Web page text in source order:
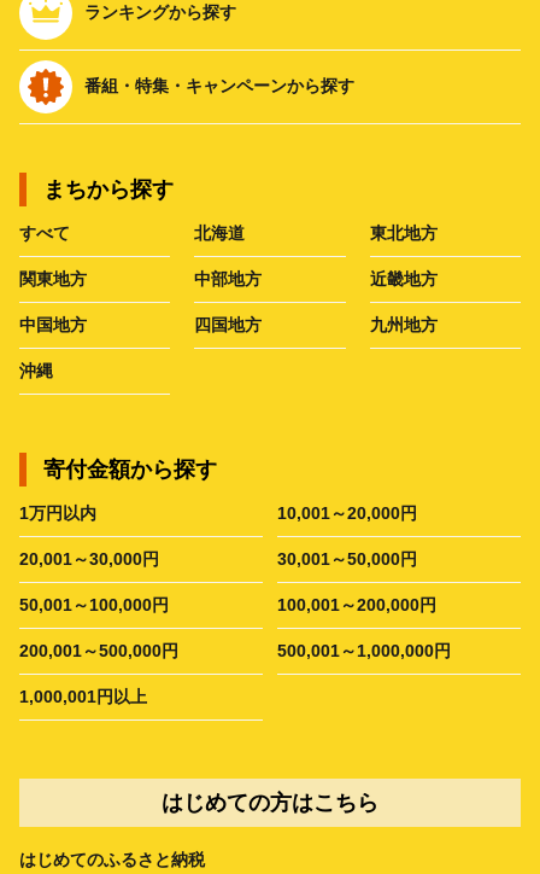
ランキングから探す
番組・特集・キャンペーンから探す
まちから探す
すべて 北海道 東北地方
関東地方 中部地方 近畿地方
中国地方 四国地方 九州地方
沖縄
寄付金額から探す
1万円以内 10,001～20,000円
20,001～30,000円 30,001～50,000円
50,001～100,000円 100,001～200,000円
200,001～500,000円 500,001～1,000,000円
1,000,001円以上
はじめての方はこちら
はじめてのふるさと納税